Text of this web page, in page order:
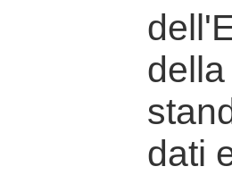
dati